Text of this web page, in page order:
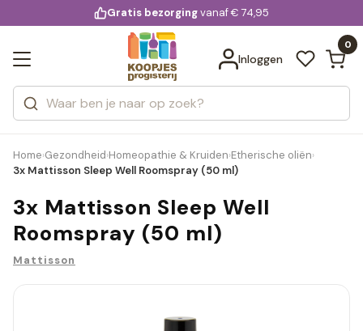
voor 20:00 uur besteld
Gratis bezorgingvanaf € 74,95
Inloggen
0
Zoeken
Categorieën
Merken
Bekijk alle resultaten
Home›Gezondheid›Homeopathie & Kruiden›Etherische oliën›
3x Mattisson Sleep Well Roomspray (50 ml)
3x Mattisson Sleep Well
Roomspray (50 ml)
Mattisson